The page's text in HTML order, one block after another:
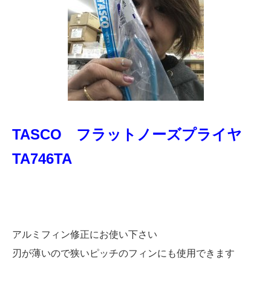
TASCO フラットノーズプライヤ
TA746TA
アルミフィン修正にお使い下さい
刃が薄いので狭いピッチのフィンにも使用できます